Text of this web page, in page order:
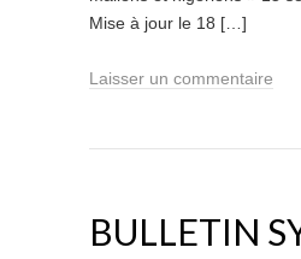
Mise à jour le 18 […]
Laisser un commentaire
BULLETIN